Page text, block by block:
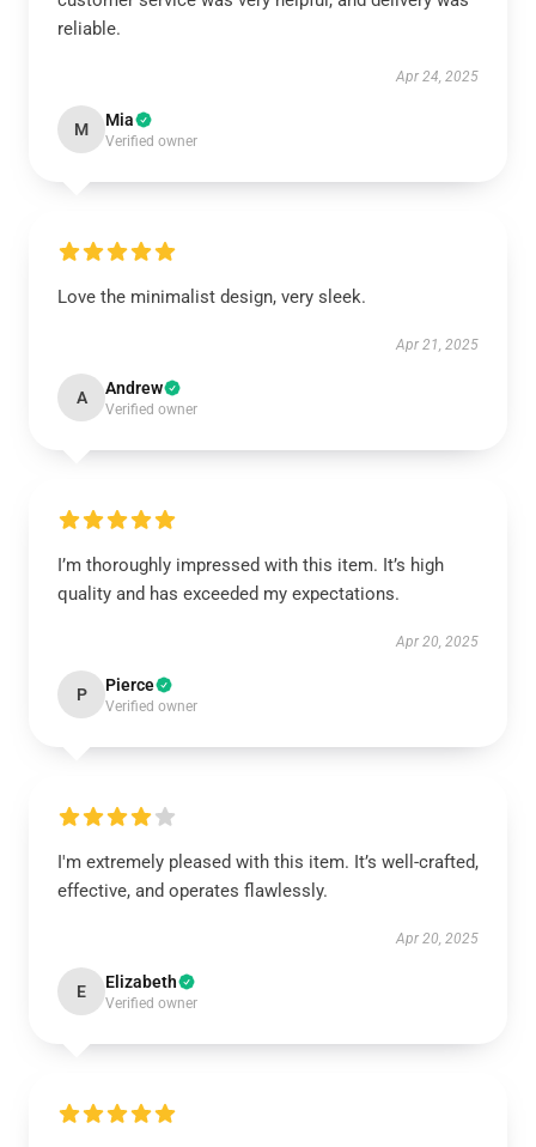
reliable.
Apr 24, 2025
M Mia
Verified owner
Love the minimalist design, very sleek.
Apr 21, 2025
A Andrew
Verified owner
I’m thoroughly impressed with this item. It’s high
quality and has exceeded my expectations.
Apr 20, 2025
P Pierce
Verified owner
I'm extremely pleased with this item. It’s well-crafted,
effective, and operates flawlessly.
Apr 20, 2025
E Elizabeth
Verified owner